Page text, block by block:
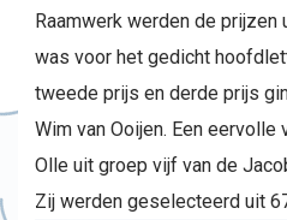
Raamwerk werden de
was voor het gedicht
tweede prijs en derde prijs
Wim van Ooijen. Een
Olle uit groep vijf van de
Zij werden geselecteerd uit